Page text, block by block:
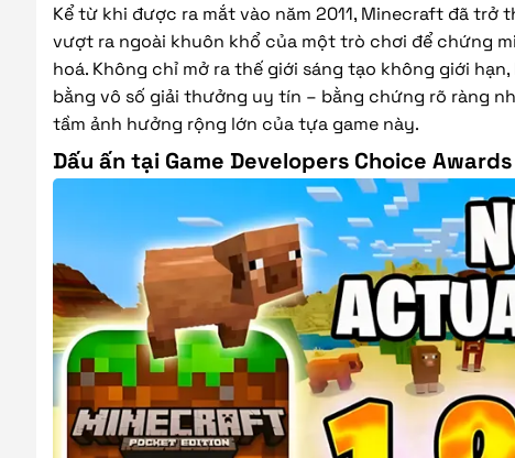
Kể từ khi được ra mắt vào năm 2011, Minecraft đã trở
vượt ra ngoài khuôn khổ của một trò chơi để chứng
hoá. Không chỉ mở ra thế giới sáng tạo không giới
bằng vô số giải thưởng uy tín – bằng chứng rõ ràng
tầm ảnh hưởng rộng lớn của tựa game này.
Dấu ấn tại Game Developers Choice Awards